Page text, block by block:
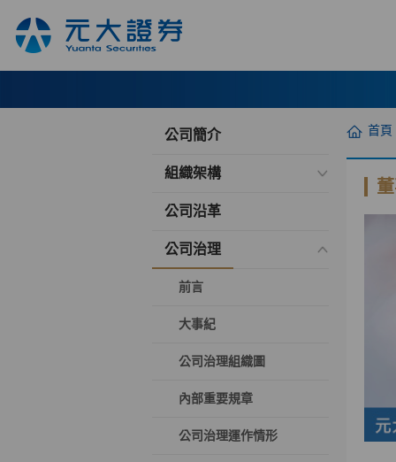
公司簡介
組織架構
公司沿革
公司治理
前言
大事紀
公司治理組織圖
內部重要規章
公司治理運作情形
首頁